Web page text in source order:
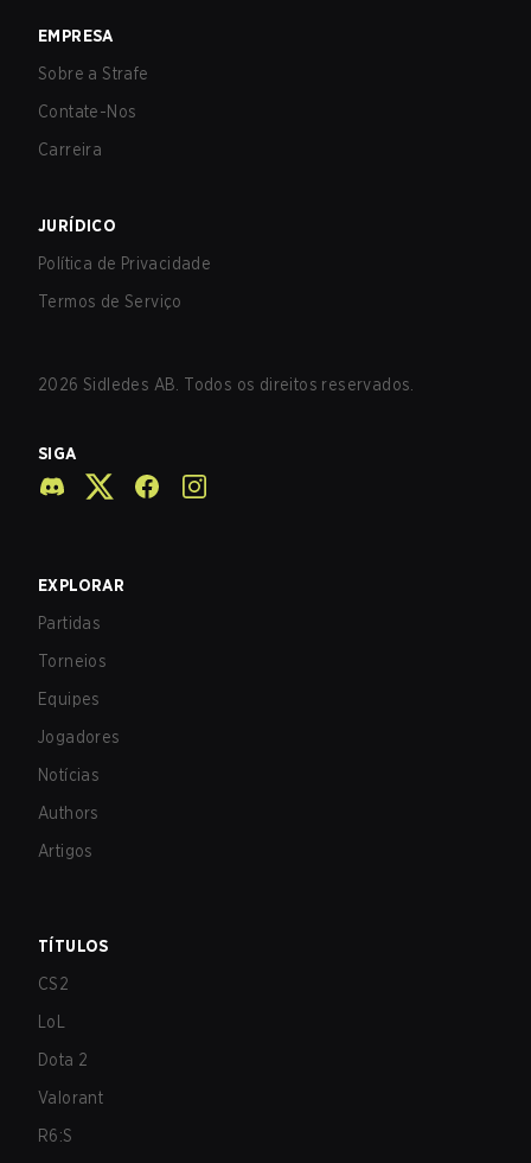
EMPRESA
Sobre a Strafe
Contate-Nos
Carreira
JURÍDICO
Política de Privacidade
Termos de Serviço
2026 Sidledes AB. Todos os direitos reservados.
SIGA
EXPLORAR
Partidas
Torneios
Equipes
Jogadores
Notícias
Authors
Artigos
TÍTULOS
CS2
LoL
Dota 2
Valorant
R6:S